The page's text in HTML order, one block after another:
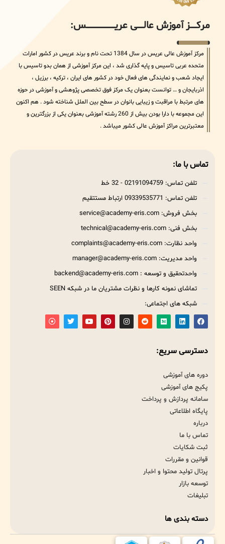
مرکــــــز آموزش عالــــــی عریــــــــــــــــــــــــــــس:
مرکز آموزش عالی عریس در سال 1384 تحت نام و برند عریس در کشور امارات
متحده عربی تاسیس و پایه گذاری شد ، این مرکز آموزشی از همان بدو تاسیس با
ایجاد شعب و نمایندگی های فعال خود در کشور های ایران ، ترکیه ، برزیل ،
اذربایجان و … توانست بعنوان یک مرکز فوق تخصصی پژوهشی و آموزشی در حوزه
های مرتبط با مراقبت و زیبایی بانوان در سطح بین الملل شناخته شود . هم اکنون
این مجموعه با دارا بودن بیش از 260 رشته آموزشی بعنوان یکی از بزرگترین و
معتبرترین مراکز آموزش عالی کشور میباشد .
تماس با ما:
تلفن تماس: 02191094759 - 32 خط
تلفن تماس: 09339535771 ارتباط مستتقیم
بخش فروش: service@academy-eris.com
بخش فنی: technical@academy-eris.com
واحد نظارت: complaints@academy-eris.com
واحد مدیریت: manager@academy-eris.com
واحدتحقیق و توسعه : backend@academy-eris.com
تماشای نمونه کارها و نظرات مشتریان ما در شبکه SEEN
شبکه های اجتماعی:
دسترسی سریع:
دوره های آموزشی
پکیج های آموزشی
سامانه پردازش و پرداخت
پایگاه اطلاعاتی
درباره
تماس با ما
ثبت شکایات
قوانین و مقررات
پرتال تولید محتوا و اخبار
توسعه بازار
تبلیغات
دسته بندی ها